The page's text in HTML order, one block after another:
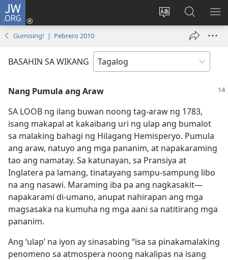
JW.ORG
Baguhin
ng
Mag-
log
bubukas
sa
JW.ORG
Gumising! | Pebrero 2010
BASAHIN SA WIKANG
Nang Pumula ang Araw
SA LOOB ng ilang buwan noong tag-araw ng 1783,
isang makapal at kakaibang uri ng ulap ang bumalot
sa malaking bahagi ng Hilagang Hemisperyo. Pumula
ang araw, natuyo ang mga pananim, at napakaraming
tao ang namatay. Sa katunayan, sa Pransiya at
Inglatera pa lamang, tinatayang sampu-sampung libo
na ang nasawi. Maraming iba pa ang nagkasakit​—
napakarami di-umano, anupat nahirapan ang mga
magsasaka na kumuha ng mga aani sa natitirang mga
pananim.
Ang ‘ulap’ na iyon ay sinasabing “isa sa pinakamalaking
penomeno sa atmospera noong nakalipas na isang